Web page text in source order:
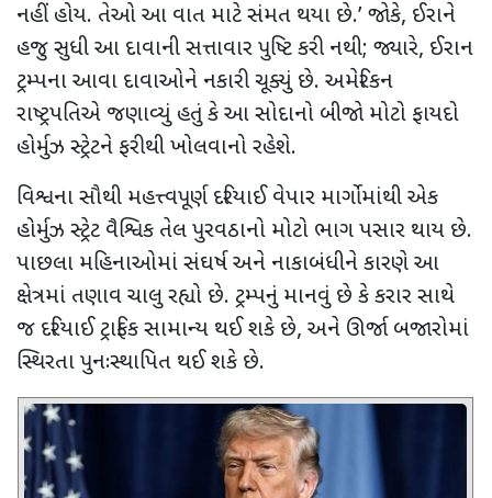
નહીં હોય. તેઓ આ વાત માટે સંમત થયા છે.’જોકે, ઈરાને
હજુ સુધી આ દાવાની સત્તાવાર પુષ્ટિ કરી નથી; જ્યારે, ઈરાન
ટ્રમ્પના આવા દાવાઓને નકારી ચૂક્યું છે. અમેરિકન
રાષ્ટ્રપતિએ જણાવ્યું હતું કે આ સોદાનો બીજો મોટો ફાયદો
હોર્મુઝ સ્ટ્રેટને ફરીથી ખોલવાનો રહેશે.
વિશ્વના સૌથી મહત્ત્વપૂર્ણ દરિયાઈ વેપાર માર્ગોમાંથી એક
હોર્મુઝ સ્ટ્રેટ વૈશ્વિક તેલ પુરવઠાનો મોટો ભાગ પસાર થાય છે.
પાછલા મહિનાઓમાંસંઘર્ષ અને નાકાબંધીને કારણે આ
ક્ષેત્રમાં તણાવ ચાલુ રહ્યો છે. ટ્રમ્પનું માનવું છે કે કરાર સાથે
જ દરિયાઈ ટ્રાફિક સામાન્ય થઈ શકે છે, અને ઊર્જા બજારોમાં
સ્થિરતા પુનઃસ્થાપિત થઈ શકે છે.